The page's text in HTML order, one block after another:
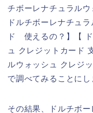
チボーレナチュラル
ドルチボーレナチュ
ド 使えるの？】【
ュ クレジットカード
ルウォッシュ クレジ
で調べてみることにし
その結果、ドルチボ